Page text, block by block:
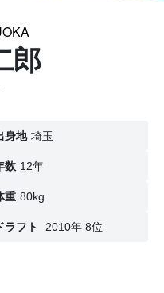
郎
身地 埼玉
数 12年
重 80kg
ラフト 2010年 8位